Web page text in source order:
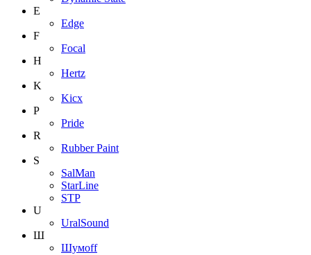
E
Edge
F
Focal
H
Hertz
K
Kicx
P
Pride
R
Rubber Paint
S
SalMan
StarLine
STP
U
UralSound
Ш
Шумoff